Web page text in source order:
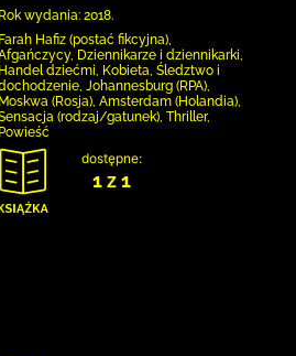
Rok wydania: 2018.
Farah Hafiz (postać fikcyjna),
Dziennikarze i dziennikarki,
Handel dziećmi, Kobieta, Śledztwo i
Johannesburg (RPA),
Moskwa (Rosja), Amsterdam (Holandia),
(rodzaj/gatunek), Thriller,
Powieść
dostępne:
1 z 1